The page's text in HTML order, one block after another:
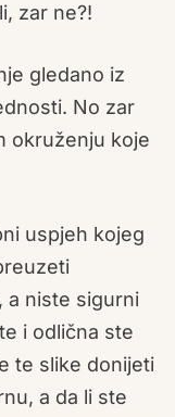
zar ne?!
gledano iz
No zar
okruženju koje
uspjeh kojeg
a niste sigurni
i odlična ste
te slike donijeti
a da li ste